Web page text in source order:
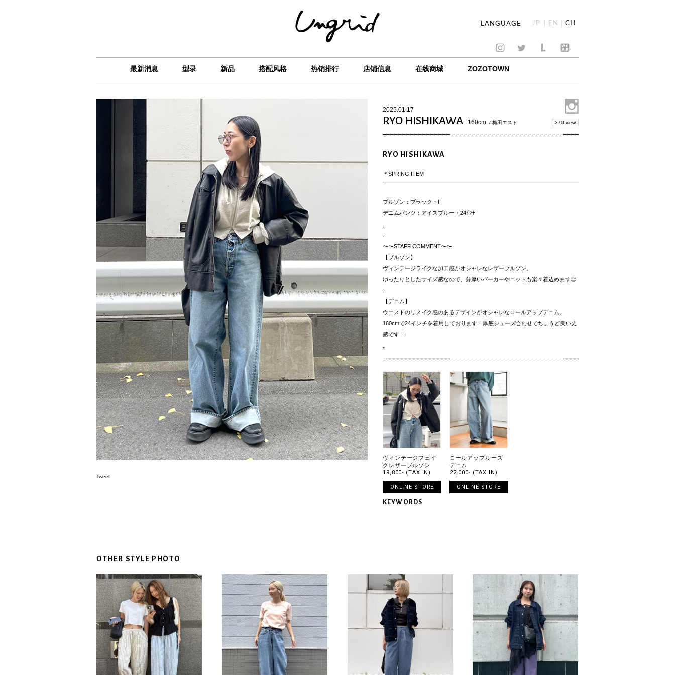
LANGUAGE JP EN CH
最新消息 型录 新品 搭配风格 热销排行 店铺信息 在线商城 ZOZOTOWN
Tweet
2025.01.17
RYO HISHIKAWA 160cm / 梅田エスト 370 view
RYO HISHIKAWA
＊SPRING ITEM
ブルゾン：ブラック・F
デニムパンツ：アイスブルー・24ｲﾝﾁ
.
.
〜〜STAFF COMMENT〜〜
【ブルゾン】
ヴィンテージライクな加工感がオシャレなレザーブルゾン。
ゆったりとしたサイズ感なので、分厚いパーカーやニットも楽々着込めます◎
.
【デニム】
ウエストのリメイク感のあるデザインがオシャレなロールアップデニム。
160cmで24インチを着用しております！厚底シューズ合わせでちょうど良い丈
感です！
.
ヴィンテージフェイ
クレザーブルゾン
19,800- (TAX IN)
ONLINE STORE
ロールアップルーズ
デニム
22,000- (TAX IN)
ONLINE STORE
KEYWORDS
OTHER STYLE PHOTO